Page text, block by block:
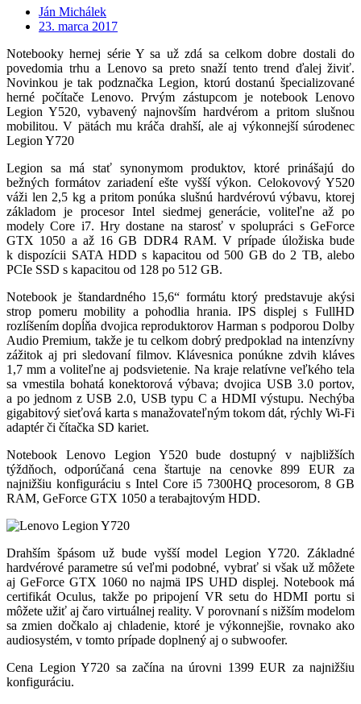
Ján Michálek
23. marca 2017
Notebooky hernej série Y sa už zdá sa celkom dobre dostali do
povedomia trhu a Lenovo sa preto snaží tento trend ďalej živiť.
Novinkou je tak podznačka Legion, ktorú dostanú špecializované
herné počítače Lenovo. Prvým zástupcom je notebook Lenovo
Legion Y520, vybavený najnovším hardvérom a pritom slušnou
mobilitou. V pätách mu kráča drahší, ale aj výkonnejší súrodenec
Legion Y720
Legion sa má stať synonymom produktov, ktoré prinášajú do
bežných formátov zariadení ešte vyšší výkon. Celokovový Y520
váži len 2,5 kg a pritom ponúka slušnú hardvérovú výbavu, ktorej
základom je procesor Intel siedmej generácie, voliteľne až po
modely Core i7. Hry dostane na starosť v spolupráci s GeForce
GTX 1050 a až 16 GB DDR4 RAM. V prípade úložiska bude
k dispozícii SATA HDD s kapacitou od 500 GB do 2 TB, alebo
PCIe SSD s kapacitou od 128 po 512 GB.
Notebook je štandardného 15,6“ formátu ktorý predstavuje akýsi
strop pomeru mobility a pohodlia hrania. IPS displej s FullHD
rozlíšením dopĺňa dvojica reproduktorov Harman s podporou Dolby
Audio Premium, takže je tu celkom dobrý predpoklad na intenzívny
zážitok aj pri sledovaní filmov. Klávesnica ponúkne zdvih kláves
1,7 mm a voliteľne aj podsvietenie. Na kraje relatívne veľkého tela
sa vmestila bohatá konektorová výbava; dvojica USB 3.0 portov,
a po jednom z USB 2.0, USB typu C a HDMI výstupu. Nechýba
gigabitový sieťová karta s manažovateľným tokom dát, rýchly Wi-Fi
adaptér či čítačka SD kariet.
Notebook Lenovo Legion Y520 bude dostupný v najbližších
týždňoch, odporúčaná cena štartuje na cenovke 899 EUR za
najnižšiu konfiguráciu s Intel Core i5 7300HQ procesorom, 8 GB
RAM, GeForce GTX 1050 a terabajtovým HDD.
Drahším špásom už bude vyšší model Legion Y720. Základné
hardvérové parametre sú veľmi podobné, vybrať si však už môžete
aj GeForce GTX 1060 no najmä IPS UHD displej. Notebook má
certifikát Oculus, takže po pripojení VR setu do HDMI portu si
môžete užiť aj čaro virtuálnej reality. V porovnaní s nižším modelom
sa zmien dočkalo aj chladenie, ktoré je výkonnejšie, rovnako ako
audiosystém, v tomto prípade doplnený aj o subwoofer.
Cena Legion Y720 sa začína na úrovni 1399 EUR za najnižšiu
konfiguráciu.